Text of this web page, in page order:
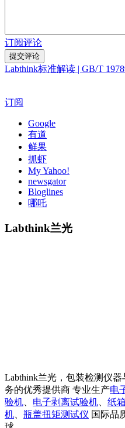
订阅评论
Labthink标准解读 | GB/T
订阅
Google
有道
鲜果
抓虾
My Yahoo!
newsgator
Bloglines
哪吒
Labthink兰光
Labthink兰光，包装检测仪器
务的优秀提供商 专业生产电
验机
电子剥离试验机
纸
机
瓶盖扭矩测试仪 国际品